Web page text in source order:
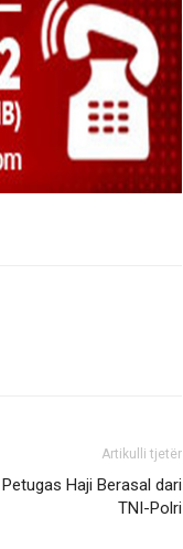
Artikulli tjetër
Haji Berasal dari
TNI-Polri